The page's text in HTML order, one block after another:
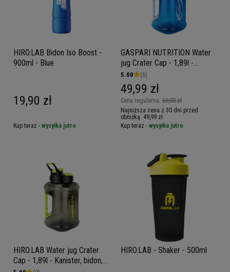
HIRO.LAB Bidon Iso Boost -
900ml - Blue
19,90 zł
Kup teraz - wysyłka jutro
GASPARI NUTRITION Water
jug Crater Cap - 1,89l -
Kanister, bidon, butelka na
wodę
5.00 (6)
Cena regularna: 69,00 zł
49,99 zł
Najniższa cena z 30 dni przed
obniżką: 49,99 zł
Kup teraz - wysyłka jutro
HIRO.LAB Water jug Crater
Cap - 1,89l - Kanister, bidon,
HIRO.LAB - Shaker - 500ml